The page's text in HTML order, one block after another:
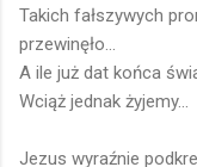
Takich fałszywych
przewinęło...
A ile już dat końca
Wciąż jednak żyjemy...
Jezus wyraźnie